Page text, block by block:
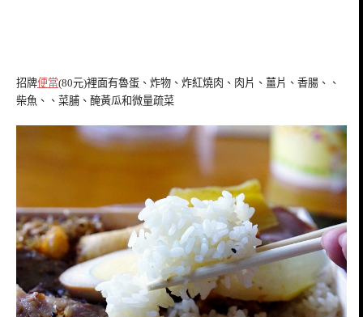
招牌便當(80元)裡面有魯蛋、炸物、炸紅燒肉、肉片、薑片、香腸、、
柴魚、、菜脯、醃黃瓜和微量疏菜